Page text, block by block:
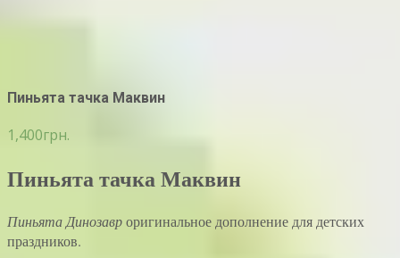
Пиньята тачка Маквин
1,400грн.
Пиньята тачка Маквин
Пиньята Динозавроригинальное дополнение для детских
праздников.